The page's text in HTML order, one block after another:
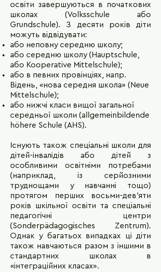
освіти завершуються в початкових
школах (Volksschule або
Grundschule). З десяти років діти
можуть відвідувати:
або неповну середню школу;
або середню школу (Hauptschule,
або Kooperative Mittelschule);
або в певних провінціях, напр.
Відень, «нова середня школа» (Neue
Mittelschule);
або нижчі класи вищої загальної
середньої школи (allgemeinbildende
höhere Schule (AHS).
Існують також спеціальні школи для
дітей-інвалідів або дітей з
особливими освітніми потребами
(наприклад, із серйозними
труднощами у навчанні тощо)
протягом перших восьми-дев’яти
років шкільної освіти та спеціальні
педагогічні центри
(Sonderpädagogisches Zentrum).
Однак у багатьох випадках ці діти
також навчаються разом з іншими в
стандартних школах в
«інтеграційних класах».